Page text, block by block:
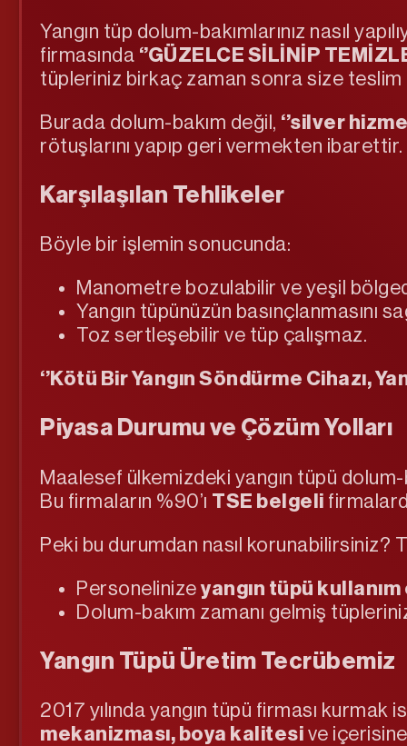
Yangın tüp dolum-bakımlarınız nasıl
firmasında ‘’GÜZELCE SİLİNİP
tüpleriniz birkaç zaman sonra size teslim
Burada dolum-bakım değil, ‘’silver
rötuşlarını yapıp geri vermekten
Karşılaşılan Tehlikeler
Böyle bir işlemin sonucunda:
Manometre bozulabilir ve yeşil
Yangın tüpünüzün basınçlanmasını
Toz sertleşebilir ve tüp çalışmaz.
‘’Kötü Bir Yangın Söndürme Cihazı,
Piyasa Durumu ve Çözüm Yolları
Maalesef ülkemizdeki yangın tüpü
Bu firmaların %90’ı TSE belgeli
Peki bu durumdan nasıl korunabilirsiniz?
Personelinizeyangın tüpü
Dolum-bakım zamanı gelmiş
Yangın Tüpü Üretim Tecrübemiz
2017 yılında yangın tüpü firması
mekanizması, boya kalitesi ve